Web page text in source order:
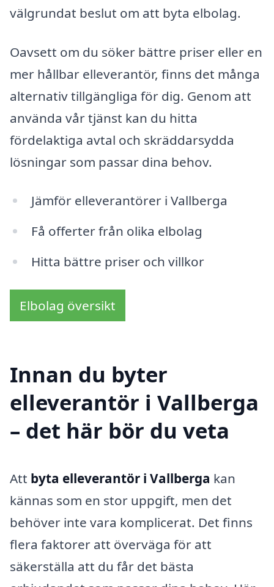
välgrundat beslut om att byta elbolag.
Oavsett om du söker bättre priser eller en
mer hållbar elleverantör, finns det många
alternativ tillgängliga för dig. Genom att
använda vår tjänst kan du hitta
fördelaktiga avtal och skräddarsydda
lösningar som passar dina behov.
Jämför elleverantörer i Vallberga
Få offerter från olika elbolag
Hitta bättre priser och villkor
Elbolag översikt
Innan du byter
elleverantör i Vallberga
– det här bör du veta
Att byta elleverantör i Vallberga kan
kännas som en stor uppgift, men det
behöver inte vara komplicerat. Det finns
flera faktorer att överväga för att
säkerställa att du får det bästa